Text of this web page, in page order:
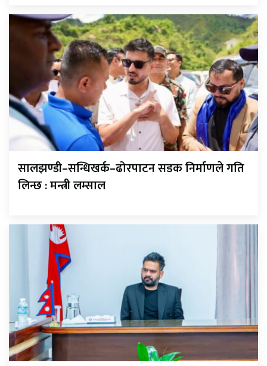
सालझण्डी–सन्धिखर्क–ढोरपाटन सडक निर्माणले गति
लिन्छ : मन्त्री लम्साल